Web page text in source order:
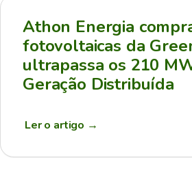
Athon Energia
fotovoltaicas da
ultrapassa os 210
Geração Distribuída
Ler o artigo →